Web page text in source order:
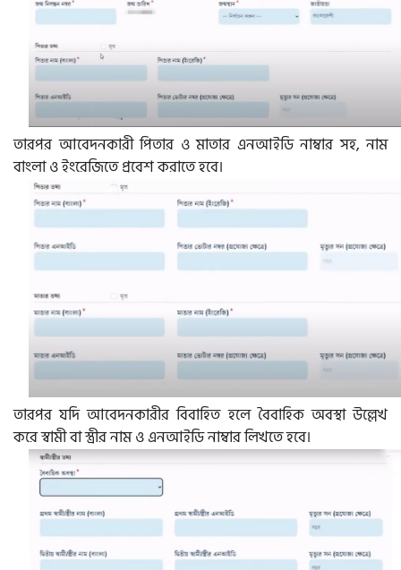
তারপর আবেদনকারী পিতার ও মাতার এনআইডি নাম্বার সহ, নাম
বাংলা ও ইংরেজিতে প্রবেশ করাতে হবে।
তারপর যদি আবেদনকারীর বিবাহিত হলে বৈবাহিক অবস্থা উল্লেখ
করে স্বামী বা স্ত্রীর নাম ও এনআইডি নাম্বার লিখতে হবে।